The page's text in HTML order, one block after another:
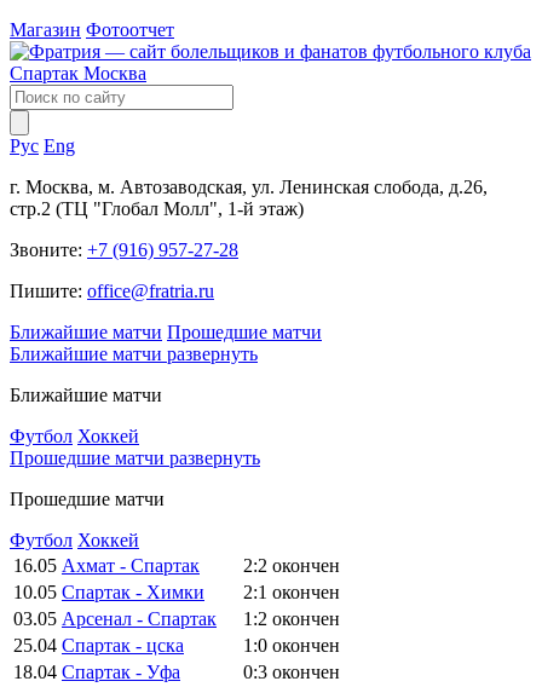
Магазин Фотоотчет
Рус Eng
г. Москва, м. Автозаводская, ул. Ленинская слобода, д.26,
стр.2 (ТЦ "Глобал Молл", 1-й этаж)
Звоните: +7 (916) 957-27-28
Пишите: office@fratria.ru
Ближайшие матчи Прошедшие матчи
Ближайшие матчи развернуть
Ближайшие матчи
Футбол Хоккей
Прошедшие матчи развернуть
Прошедшие матчи
Футбол Хоккей
16.05 Ахмат - Спартак 2:2 окончен
10.05 Спартак - Химки 2:1 окончен
03.05 Арсенал - Спартак 1:2 окончен
25.04 Спартак - цска 1:0 окончен
18.04 Спартак - Уфа 0:3 окончен